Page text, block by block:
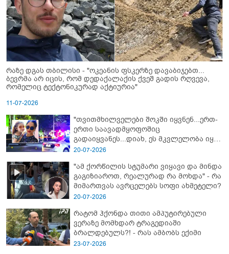
რაზე დგას თბილისი - "ოკეანის ფსკერზე დავაბიჯებთ...
ბევრმა არ იცის, რომ დედაქალაქის ქვეშ გადის რღვევა,
რომელიც ტექტონიკურად აქტიურია"
11-07-2026
"თვითმხილველები შოკში იყვნენ...ერთ-
ერთი საავადმყოფოშიც
გადაიყვანეს...დიახ, ეს მკვლელობა იყო"
- გორში დატრიალებული ტრაგედიის
20-07-2026
"ამ ქორწილის სტუმარი ვიყავი და მინდა
გაგიზიაროთ, რეალურად რა მოხდა" - რა
მიმართვას ავრცელებს სოფი ახმეტელი?
20-07-2026
რატომ ჰქონდა თითი ამპუტირებული
ვერაზე მომხდარ ტრაგედიაში
ბრალდებულს?! - რას ამბობს ექიმი
23-07-2026